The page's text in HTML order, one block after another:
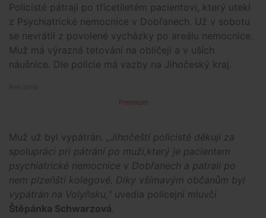
Policisté pátrají po třicetiletém pacientovi, který utekl
z Psychiatrické nemocnice v Dobřanech. Už v sobotu
se nevrátil z povolené vycházky po areálu nemocnice.
Muž má výrazná tetování na obličeji a v uších
náušnice. Dle policie má vazby na Jihočeský kraj.
Premium
Muž už byl vypátrán.
„Jihočeští policisté děkují za
spolupráci pri pátrání po muži,který je pacientem
psychiatrické nemocnice v Dobřanech a patrali po
nem plzeňští kolegové. Diky všímavým občanům byl
vypátrán na Volyňsku,“ uvedla policejní mluvčí
Štěpánka Schwarzová.